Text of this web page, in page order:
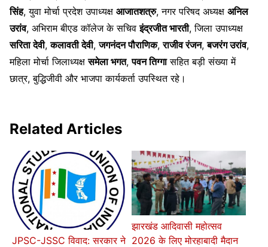
सिंह, युवा मोर्चा प्रदेश उपाध्यक्ष आजातशत्रु, नगर परिषद अध्यक्ष अनिल
उरांव, अभिराम बीएड कॉलेज के सचिवइंद्रजीत भारती, जिला उपाध्यक्ष
सरिता देवी,कलावती देवी,जगनंदन पौराणिक,राजीव रंजन,बजरंग उरांव,
महिला मोर्चा जिलाध्यक्षसमेला भगत,पवन तिग्गासहित बड़ी संख्या में
छात्र, बुद्धिजीवी और भाजपा कार्यकर्ता उपस्थित रहे।
Related Articles
JPSC-JSSC विवाद: सरकार ने
झारखंड आदिवासी महोत्सव
2026 के लिए मोरहाबादी मैदान